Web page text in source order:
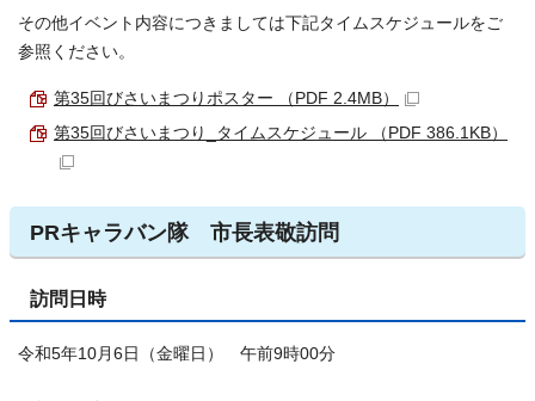
その他イベント内容につきましては下記タイムスケジュールをご
参照ください。
第35回びさいまつりポスター （PDF 2.4MB）
第35回びさいまつり_タイムスケジュール （PDF 386.1KB）
PRキャラバン隊 市長表敬訪問
訪問日時
令和5年10月6日（金曜日） 午前9時00分